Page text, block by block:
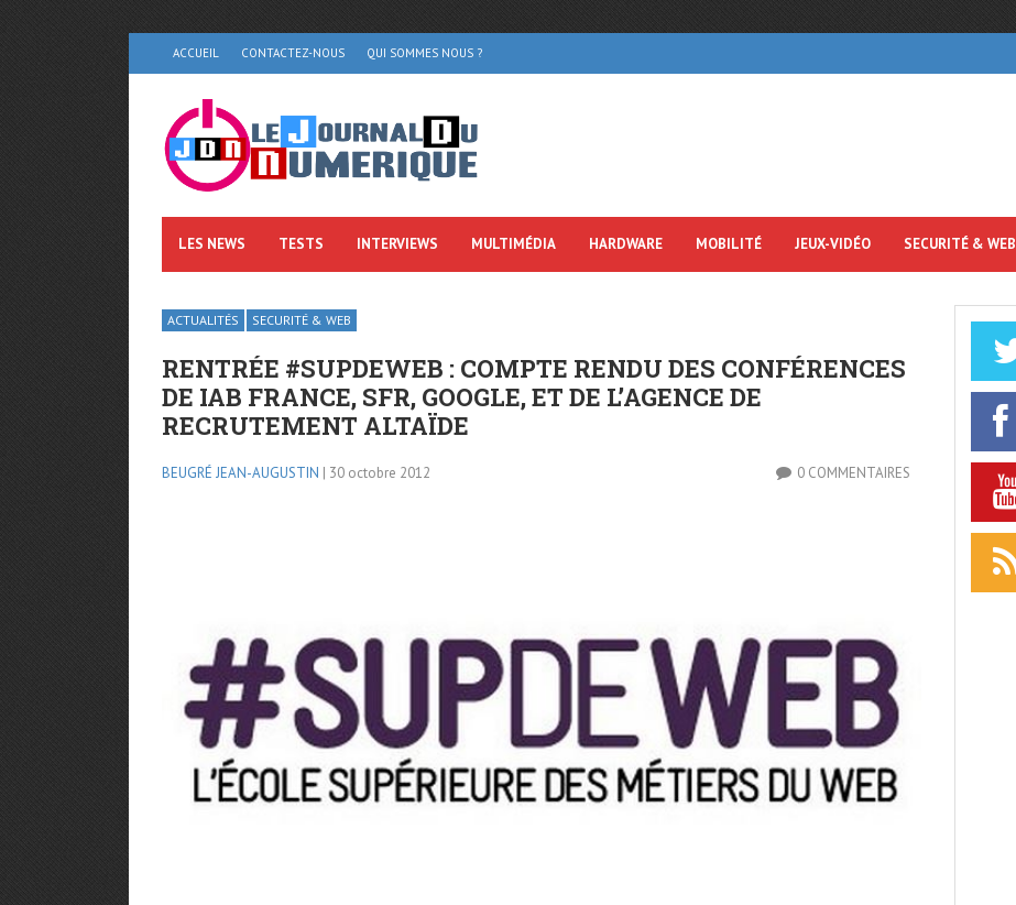
ACCUEIL CONTACTEZ-NOUS QUI SOMMES NOUS ?
LES NEWS TESTS INTERVIEWS MULTIMÉDIA HARDWARE MOBILITÉ JEUX-VIDÉO SECURITÉ & WEB
ACTUALITÉS SECURITÉ & WEB
RENTRÉE #SUPDEWEB : COMPTE RENDU DES CONFÉRENCES
DE IAB FRANCE, SFR, GOOGLE, ET DE L’AGENCE DE
RECRUTEMENT ALTAÏDE
BEUGRÉ JEAN-AUGUSTIN | 30 octobre 2012 0 COMMENTAIRES